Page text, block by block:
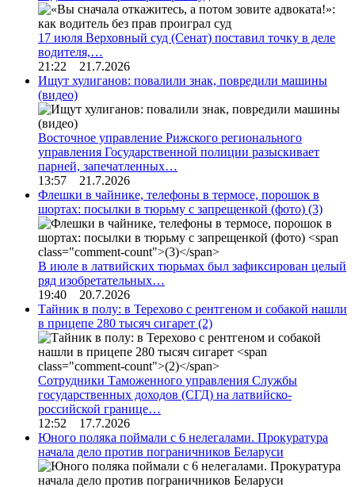
17 июля Верховный суд (Сенат) поставил точку в деле
водителя,…
21:22 21.7.2026
Ищут хулиганов: повалили знак, повредили машины
(видео)
Восточное управление Рижского регионального
управления Государственной полиции разыскивает
парней, запечатленных…
13:57 21.7.2026
Флешки в чайнике, телефоны в термосе, порошок в
шортах: посылки в тюрьму с запрещенкой (фото) (3)
В июле в латвийских тюрьмах был зафиксирован целый
ряд изобретательных…
19:40 20.7.2026
Тайник в полу: в Терехово с рентгеном и собакой нашли
в прицепе 280 тысяч сигарет (2)
Сотрудники Таможенного управления Службы
государственных доходов (СГД) на латвийско-
российской границе…
12:52 17.7.2026
Юного поляка поймали с 6 нелегалами. Прокуратура
начала дело против пограничников Беларуси